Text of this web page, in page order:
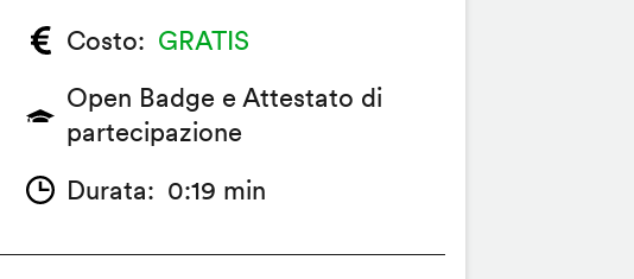
Costo
GRATIS
Open Badge e Attestato di
partecipazione
Durata
0:19 min